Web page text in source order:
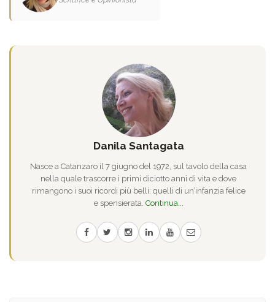
Danila Santagata
Nasce a Catanzaro il 7 giugno del 1972, sul tavolo della casa
nella quale trascorre i primi diciotto anni di vita e dove
rimangono i suoi ricordi più belli: quelli di un’infanzia felice
e spensierata. Continua...